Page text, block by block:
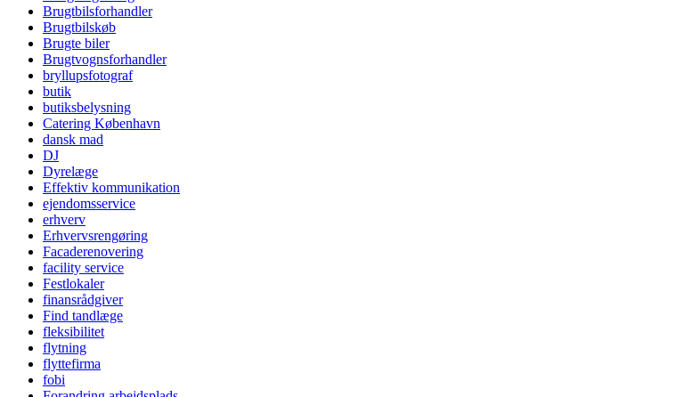
Brugtbilsforhandler
Brugtbilskøb
Brugte biler
Brugtvognsforhandler
bryllupsfotograf
butik
butiksbelysning
Catering København
dansk mad
DJ
Dyrelæge
Effektiv kommunikation
ejendomsservice
erhverv
Erhvervsrengøring
Facaderenovering
facility service
Festlokaler
finansrådgiver
Find tandlæge
fleksibilitet
flytning
flyttefirma
fobi